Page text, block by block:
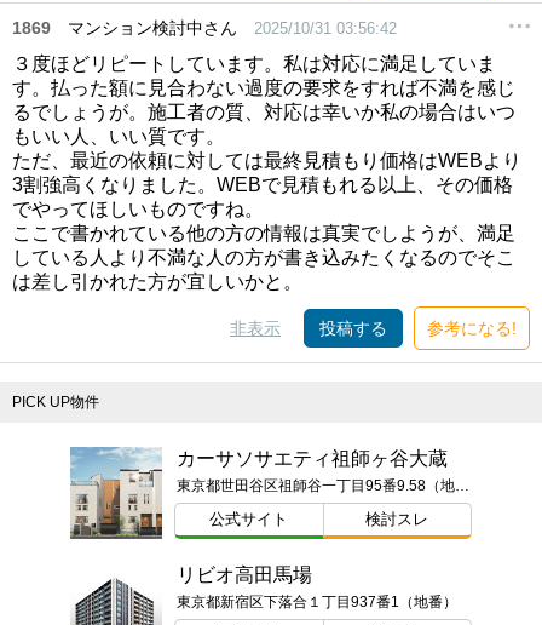
1869 マンション検討中さん 2025/10/31 03:56:42
３度ほどリピートしています。私は対応に満足していま
す。払った額に見合わない過度の要求をすれば不満を感じ
るでしょうが。施工者の質、対応は幸いか私の場合はいつ
もいい人、いい質です。
ただ、最近の依頼に対しては最終見積もり価格はWEBより
3割強高くなりました。WEBで見積もれる以上、その価格
でやってほしいものですね。
ここで書かれている他の方の情報は真実でしようが、満足
している人より不満な人の方が書き込みたくなるのでそこ
は差し引かれた方が宜しいかと。
非表示 投稿する 参考になる!
PICK UP物件
カーサソサエティ祖師ヶ谷大蔵
東京都世田谷区祖師谷一丁目95番9.58（地番）ほか
公式サイト 検討スレ
リビオ高田馬場
東京都新宿区下落合１丁目937番1（地番）